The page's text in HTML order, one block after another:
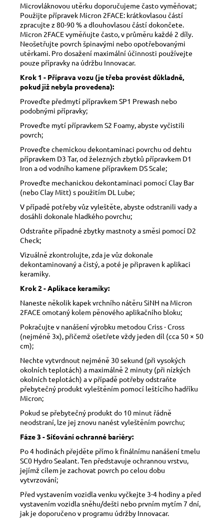
Microvláknovou utěrku doporučujeme často vyměňovat;
Použijte přípravek Micron 2FACE: krátkovlasou částí
zpracujte z 80-90 % a dlouhovlasou částí dokončete.
Micron 2FACE vyměňujte často, v průměru každé 2 díly.
Neošetřujte povrch špinavými nebo opotřebovanými
utěrkami. Pro dosažení maximální účinnosti používejte
pouze přípravky na údržbu Innovacar.
Krok 1 - Příprava vozu (je třeba provést důkladně,
pokud již nebyla provedena):
Proveďte předmytí přípravkem SP1 Prewash nebo
podobnými přípravky;
Proveďte mytí přípravkem S2 Foamy, abyste vyčistili
povrch;
Proveďte chemickou dekontaminaci povrchu od dehtu
přípravkem D3 Tar, od železných zbytků přípravkem D1
Iron a od vodního kamene přípravkem DS Scale;
Proveďte mechanickou dekontaminaci pomocí Clay Bar
(nebo Clay Mitt) s použitím DL Lube;
V případě potřeby vůz vyleštěte, abyste odstranili vady a
dosáhli dokonale hladkého povrchu;
Odstraňte případné zbytky mastnoty a směsi pomocí D2
Check;
Vizuálně zkontrolujte, zda je vůz dokonale
dekontaminovaný a čistý, a poté je připraven k aplikaci
keramiky.
Krok 2 - Aplikace keramiky:
Naneste několik kapek vrchního nátěru SiNH na Micron
2FACE omotaný kolem pěnového aplikačního bloku;
Pokračujte v nanášení výrobku metodou Criss - Cross
(nejméně 3x), přičemž ošetřete vždy jeden díl (cca 50 × 50
cm);
Nechte vytvrdnout nejméně 30 sekund (při vysokých
okolních teplotách) a maximálně 2 minuty (při nízkých
okolních teplotách) a v případě potřeby odstraňte
přebytečný produkt vyleštěním pomocí leštícího hadříku
Micron;
Pokud se přebytečný produkt do 10 minut řádně
neodstraní, lze jej znovu nanést vyleštěním povrchu;
Fáze 3 - Síťování ochranné bariéry:
Po 4 hodinách přejděte přímo k finálnímu nanášení tmelu
SC0 Hydro Sealant. Ten představuje ochrannou vrstvu,
jejímž cílem je zachovat povrch po celou dobu
vytvrzování;
Před vystavením vozidla venku vyčkejte 3-4 hodiny a před
vystavením vozidla sněhu/dešti nebo prvním mytím 7 dní,
jak je doporučeno v programu údržby Innovacar.